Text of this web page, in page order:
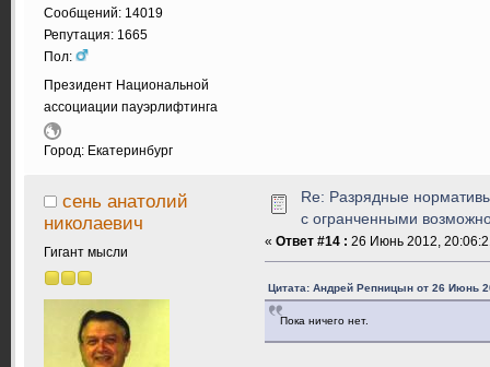
Сообщений: 14019
Репутация: 1665
Пол:
Президент Национальной
ассоциации пауэрлифтинга
Город: Екатеринбург
сень анатолий
николаевич
Гигант мысли
Re: Разрядные
с огранченными
« Ответ #14 : 26 Июнь 2012,
Цитата: Андрей Репницын от 26 Июнь
Пока ничего нет.